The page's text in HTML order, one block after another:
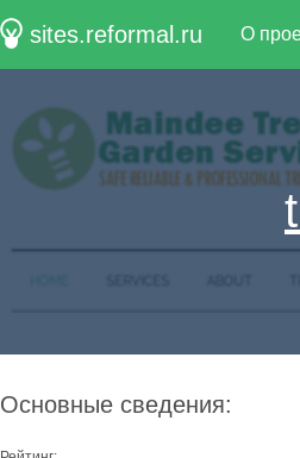
sites.reformal.ru О
Основные сведения: